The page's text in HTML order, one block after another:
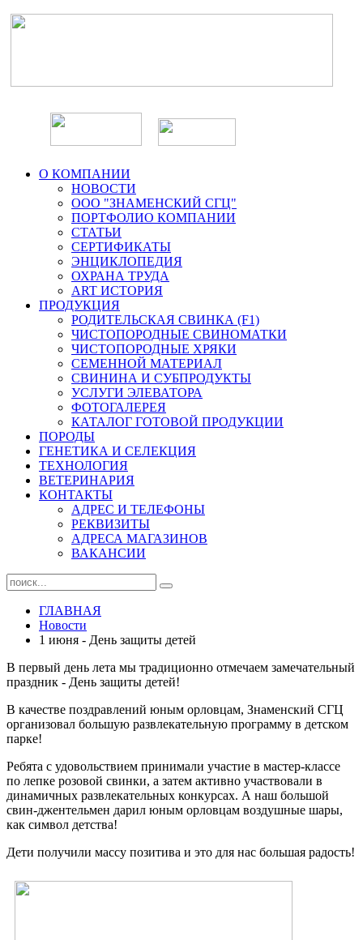
О КОМПАНИИ
НОВОСТИ
ООО "ЗНАМЕНСКИЙ СГЦ"
ПОРТФОЛИО КОМПАНИИ
СТАТЬИ
СЕРТИФИКАТЫ
ЭНЦИКЛОПЕДИЯ
ОХРАНА ТРУДА
ART ИСТОРИЯ
ПРОДУКЦИЯ
РОДИТЕЛЬСКАЯ СВИНКА (F1)
ЧИСТОПОРОДНЫЕ СВИНОМАТКИ
ЧИСТОПОРОДНЫЕ ХРЯКИ
СЕМЕННОЙ МАТЕРИАЛ
СВИНИНА И СУБПРОДУКТЫ
УСЛУГИ ЭЛЕВАТОРА
ФОТОГАЛЕРЕЯ
КАТАЛОГ ГОТОВОЙ ПРОДУКЦИИ
ПОРОДЫ
ГЕНЕТИКА И СЕЛЕКЦИЯ
ТЕХНОЛОГИЯ
ВЕТЕРИНАРИЯ
КОНТАКТЫ
АДРЕС И ТЕЛЕФОНЫ
РЕКВИЗИТЫ
АДРЕСА МАГАЗИНОВ
ВАКАНСИИ
ГЛАВНАЯ
Новости
1 июня - День защиты детей
В первый день лета мы традиционно отмечаем замечательный
праздник - День защиты детей!
В качестве поздравлений юным орловцам, Знаменский СГЦ
организовал большую развлекательную программу в детском
парке!
Ребята с удовольствием принимали участие в мастер-классе
по лепке розовой свинки, а затем активно участвовали в
динамичных развлекательных конкурсах. А наш большой
свин-джентельмен дарил юным орловцам воздушные шары,
как символ детства!
Дети получили массу позитива и это для нас большая радость!